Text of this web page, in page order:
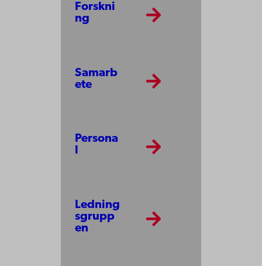
Forskni
ng
Samarb
ete
Persona
l
Ledning
sgrupp
en